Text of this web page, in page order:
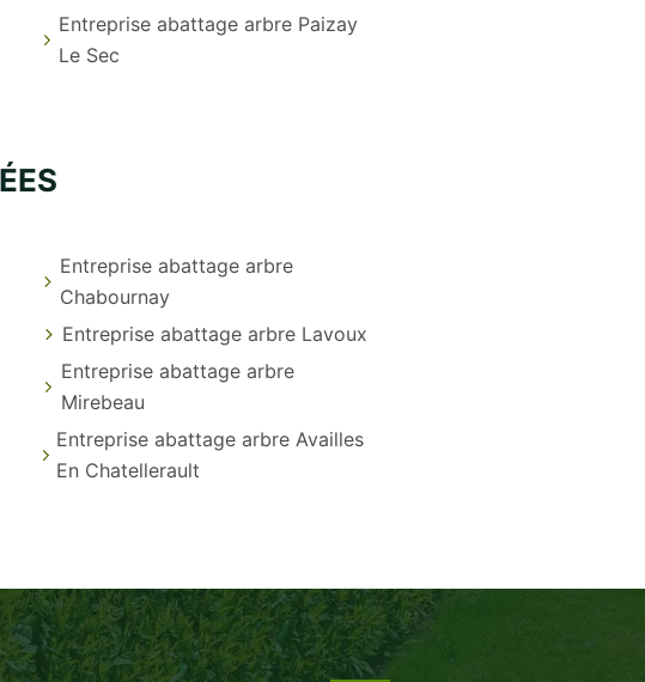
Entreprise abattage arbre Paizay
Le Sec
Entreprise abattage arbre
Chabournay
Entreprise abattage arbre Lavoux
Entreprise abattage arbre
Mirebeau
Entreprise abattage arbre Availles
En Chatellerault